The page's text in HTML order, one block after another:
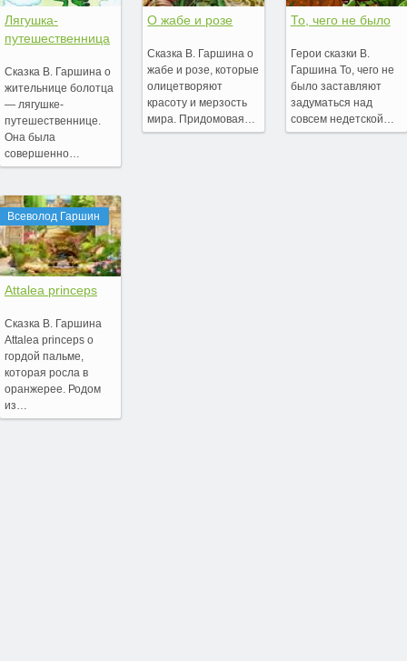
Лягушка-
путешественница
Сказка В. Гаршина о
жительнице болотца
— лягушке-
путешественнице.
Она была
совершенно…
Всеволод Гаршин
Attalea princeps
Сказка В. Гаршина
Attalea princeps о
гордой пальме,
которая росла в
оранжерее. Родом
из…
О жабе и розе
Сказка В. Гаршина о
жабе и розе, которые
олицетворяют
красоту и мерзость
мира. Придомовая…
То, чего не было
Герои сказки В.
Гаршина То, чего не
было заставляют
задуматься над
совсем недетской…